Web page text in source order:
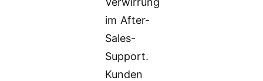
im After-
Sales-
Support.
Kunden